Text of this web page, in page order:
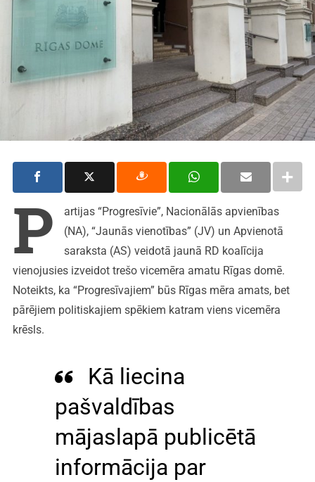
P
artijas “Progresīvie”, Nacionālās apvienības
(NA), “Jaunās vienotības” (JV) un Apvienotā
saraksta (AS) veidotā jaunā RD koalīcija
vienojusies izveidot trešo vicemēra amatu Rīgas domē.
Noteikts, ka “Progresīvajiem” būs Rīgas mēra amats, bet
pārējiem politiskajiem spēkiem katram viens vicemēra
krēsls.
Kā liecina
pašvaldības
mājaslapā publicētā
informācija par